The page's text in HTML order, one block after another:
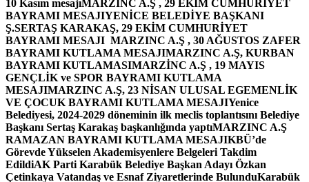
10 Kasım mesajıMARZINC A.Ş , 29 EKİM CUMHURİYET
BAYRAMI MESAJIYENİCE BELEDİYE BAŞKANI
Ş.SERTAŞ KARAKAŞ, 29 EKİM CUMHURİYET
BAYRAMI MESAJI MARZINC A.Ş , 30 AĞUSTOS ZAFER
BAYRAMI KUTLAMA MESAJIMARZINC A.Ş, KURBAN
BAYRAMI KUTLAMASIMARZİNC A.Ş , 19 MAYIS
GENÇLİK ve SPOR BAYRAMI KUTLAMA
MESAJIMARZINC A.Ş, 23 NİSAN ULUSAL EGEMENLİK
VE ÇOCUK BAYRAMI KUTLAMA MESAJIYenice
Belediyesi, 2024-2029 döneminin ilk meclis toplantısını Belediye
Başkanı Sertaş Karakaş başkanlığında yaptıMARZINC A.Ş
RAMAZAN BAYRAMI KUTLAMA MESAJIKBÜ’de
Görevde Yükselen Akademisyenlere Belgeleri Takdim
EdildiAK Parti Karabük Belediye Başkan Adayı Özkan
Çetinkaya Vatandaş ve Esnaf Ziyaretlerinde BulunduKarabük